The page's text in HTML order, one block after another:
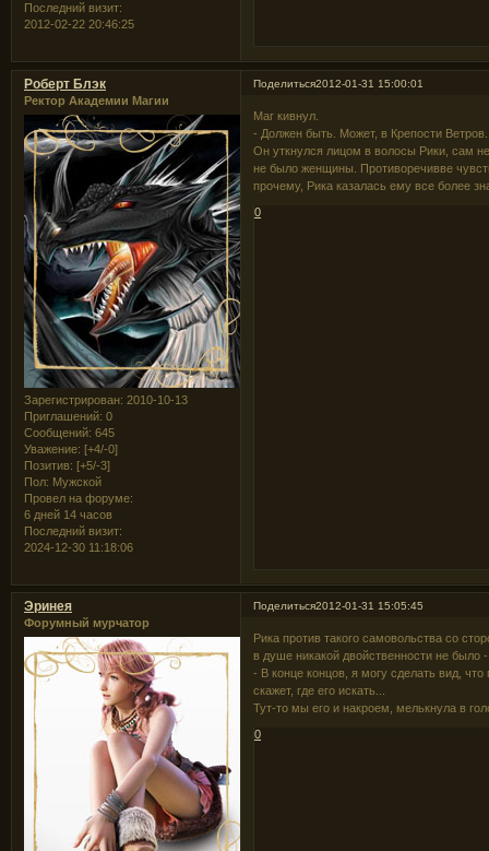
Последний визит:
2012-02-22 20:46:25
Поделиться2012-01-31 15:00:01
Роберт Блэк
Ректор Академии Магии
Зарегистрирован: 2010-10-13
Приглашений: 0
Сообщений: 645
Уважение: [+4/-0]
Позитив: [+5/-3]
Пол: Мужской
Провел на форуме:
6 дней 14 часов
Последний визит:
2024-12-30 11:18:06
Маг кивнул.
- Должен быть. Может, в Крепости
Он уткнулся лицом в волосы Рики, сам
не было женщины. Противоречивве
прочему, Рика казалась ему все более
0
Поделиться2012-01-31 15:05:45
Эринея
Форумный мурчатор
Рика против такого самовольства со
в душе никакой двойственности не было
- В конце концов, я могу сделать вид,
скажет, где его искать...
Тут-то мы его и накроем, мелькнула в
0